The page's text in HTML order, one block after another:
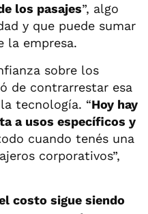
los pasajes”, algo
y que puede sumar
la empresa.
sobre los
de contrarrestar esa
tecnología. “Hoy hay
a usos específicos y
cuando tenés una
corporativos”,
costo sigue siendo